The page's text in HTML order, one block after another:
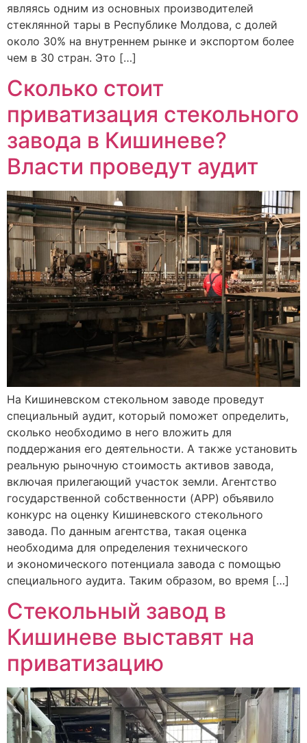
являясь одним из основных производителей
стеклянной тары в Республике Молдова, с долей
около 30% на внутреннем рынке и экспортом более
чем в 30 стран. Это […]
Сколько стоит
приватизация стекольного
завода в Кишиневе?
Власти проведут аудит
На Кишиневском стекольном заводе проведут
специальный аудит, который поможет определить,
сколько необходимо в него вложить для
поддержания его деятельности. А также установить
реальную рыночную стоимость активов завода,
включая прилегающий участок земли. Агентство
государственной собственности (APP) объявило
конкурс на оценку Кишиневского стекольного
завода. По данным агентства, такая оценка
необходима для определения технического
и экономического потенциала завода с помощью
специального аудита. Таким образом, во время […]
Стекольный завод в
Кишиневе выставят на
приватизацию